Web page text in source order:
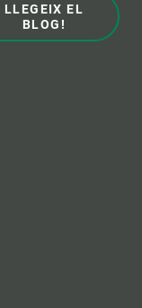
LLEGEIX EL
BLOG!